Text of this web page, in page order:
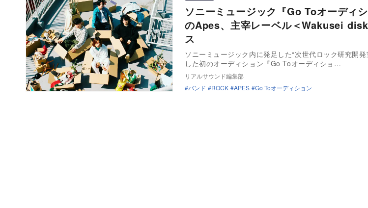
ソニーミュージック『Go Toオーディ
のApes、主宰レーベル＜Wakusei
ス
ソニーミュージック内に発足した“次世代ロック研究開
した初のオーディション『Go Toオーディショ…
リアルサウンド編集部
バンド
ROCK APES Go Toオーディション